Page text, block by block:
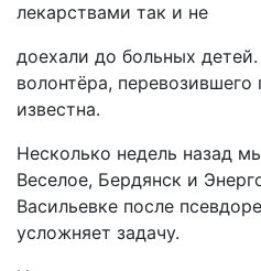
лекарствами так и не
доехали до больных
волонтёра, перевозившего
известна.
Несколько недель назад
Веселое, Бердянск и
Васильевке после
усложняет задачу.